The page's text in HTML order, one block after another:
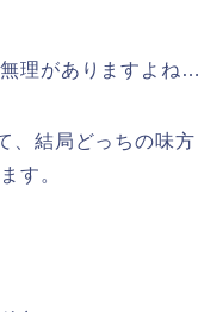
理がありますよね
、結局どっちの味
す。